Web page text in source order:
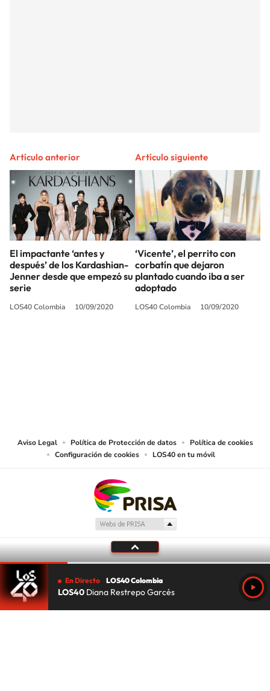
Artículo anterior
El impactante ‘antes y
después’ de los Kardashian-
Jenner desde que empezó su
serie
LOS40 Colombia 10/09/2020
Artículo siguiente
‘Vicente’, el perrito con
corbatín que dejaron
plantado cuando iba a ser
adoptado
LOS40 Colombia 10/09/2020
Aviso Legal Política de Protección de datos
Política de cookies
Configuración de cookies
LOS40 en tu móvil
En Directo LOS40 Colombia
LOS40 Diana Restrepo Garcés